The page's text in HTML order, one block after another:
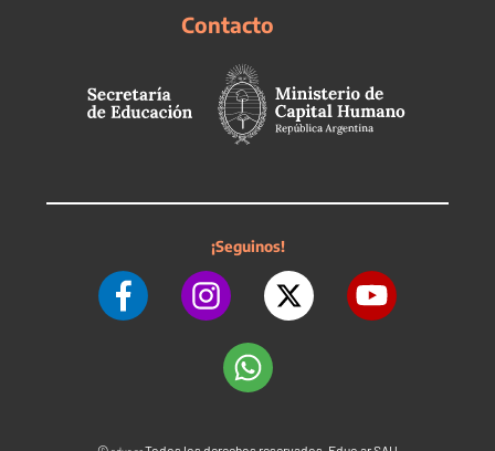
Contacto
¡Seguinos!